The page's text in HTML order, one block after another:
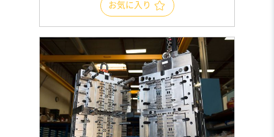
お気に入り